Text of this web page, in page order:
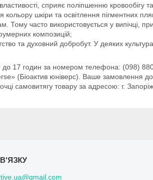
сприяє поліпшенню кровообігу
шкіри та освітлення пігментних
Тому часто використовується у випічці,
композицій;
та духовний добробут. У деяких
17 годин за номером телефона: (098)
(Біоактив юніверс). Ваше замовлення
самовитягу товару за адресою: г.